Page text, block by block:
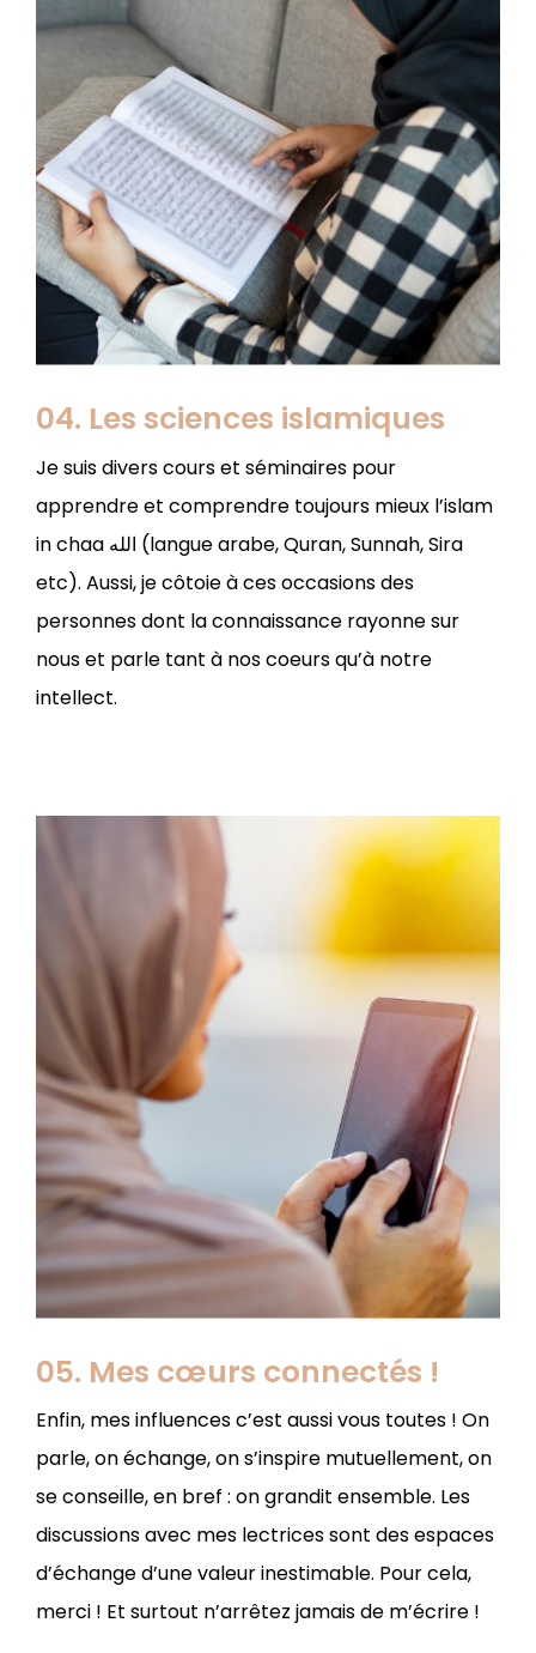
04. Les sciences islamiques
Je suis divers cours et séminaires pour
apprendre et comprendre toujours mieux l’islam
in chaa الله (langue arabe, Quran, Sunnah, Sira
etc). Aussi, je côtoie à ces occasions des
personnes dont la connaissance rayonne sur
nous et parle tant à nos coeurs qu’à notre
intellect.
05. Mes cœurs connectés !
Enfin, mes influences c’est aussi vous toutes ! On
parle, on échange, on s’inspire mutuellement, on
se conseille, en bref : on grandit ensemble. Les
discussions avec mes lectrices sont des espaces
d’échange d’une valeur inestimable. Pour cela,
merci ! Et surtout n’arrêtez jamais de m’écrire !